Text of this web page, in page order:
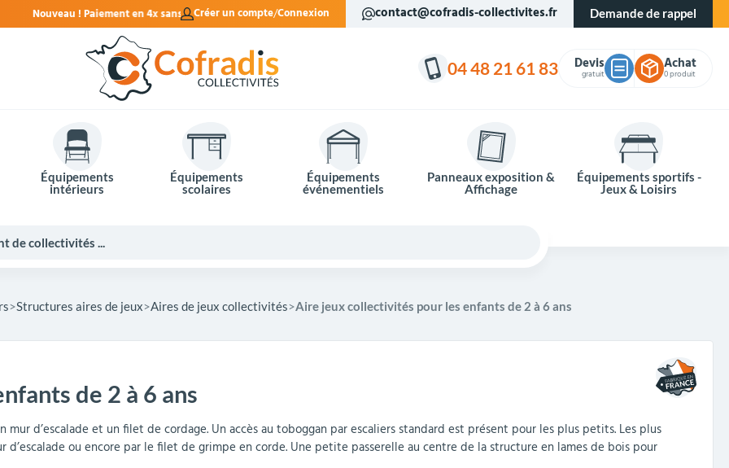
en 4x sans frais. Créer un compte Connexion contact@cofradis-collectivites.fr Demande de rappel
04 48 21 61 83 Devis
gratuit
Achat
0 produit
Équipements
intérieurs
Équipements
scolaires
Équipements
événementiels
Panneaux exposition &
Affichage
Équipements sportifs -
Jeux & Loisirs
Abris fumeurs
parking
Miroirs de sécurité
Mobilier de bureau
Mobilier crèche et
maternelle
Pavoisement
Structures aires de jeux Aires de jeux collectivités Aire jeux collectivités pour les enfants de 2 à 6 ans
de 2 à 6 ans
d’escalade et un filet de cordage. Un accès au toboggan par escaliers standard est présent pour les plus petits. Les plus
ou encore par le filet de grimpe en corde. Une petite passerelle au centre de la structure en lames de bois pour